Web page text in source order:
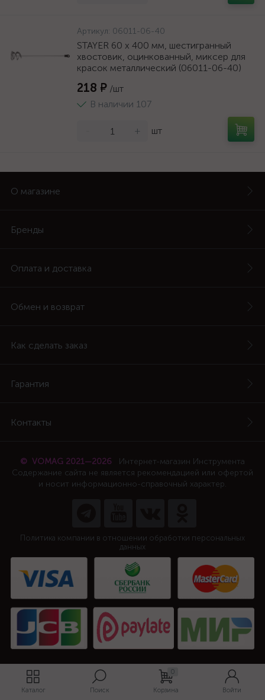
Каталог Поиск
0
Корзина Войти
Артикул: 06011-06-40
STAYER 60 х 400 мм, шестигранный
хвостовик, оцинкованный, миксер для
красок металлический (06011-06-40)
218 ₽ /шт
В наличии 107
+ шт
О магазине
Бренды
Оплата и доставка
Обмен и возврат
Как сделать заказ
Гарантия
Контакты
© VOMAG 2021—2026
Интернет-магазин Инструмента
Содержание сайта не является рекомендацией или офертой
и носит информационно-справочный характер.
Политика компании в отношении обработки персональных
данных